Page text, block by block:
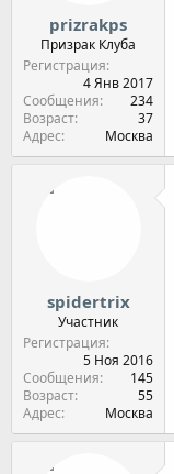
prizrakps
Призрак Клуба
Регистрация
4 Янв 2017
Сообщения
234
Возраст
37
Адрес
Москва
spidertrix
Участник
Регистрация
5 Ноя 2016
Сообщения
145
Возраст
55
Адрес
Москва